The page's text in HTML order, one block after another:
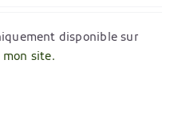
disponible sur
mon site.